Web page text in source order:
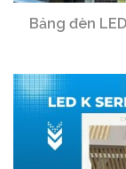
Bảng đèn